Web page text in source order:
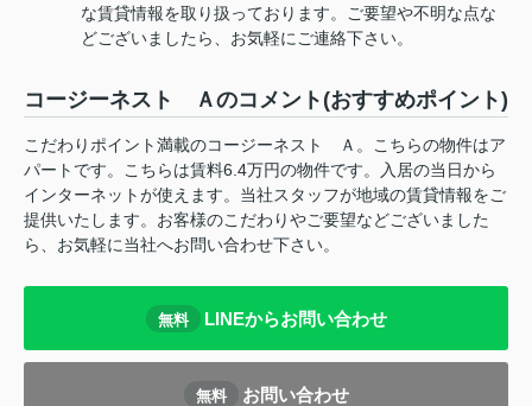
な賃貸情報を取り扱っております。ご要望や不明な点な
どございましたら、お気軽にご連絡下さい。
コージーネスト Ａのコメント(おすすめポイント)
こだわりポイント満載のコージーネスト Ａ。こちらの物件はア
パートです。こちらは賃料6.4万円の物件です。入居の当日から
インターネットが使えます。当社スタッフが地域の賃貸情報をご
提供いたします。お客様のこだわりやご要望などございました
ら、お気軽に当社へお問い合わせ下さい。
無料 LINEからお問い合わせ
無料 お問い合わせ